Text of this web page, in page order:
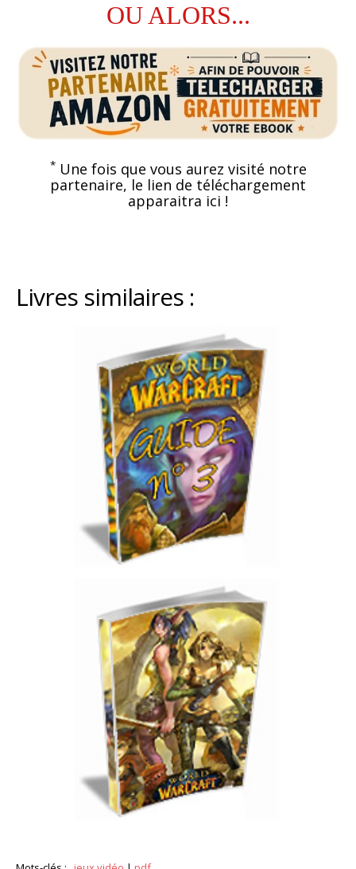
OU ALORS...
*Une fois que vous aurez visité notre
partenaire, le lien de téléchargement
apparaitra ici !
Livres similaires :